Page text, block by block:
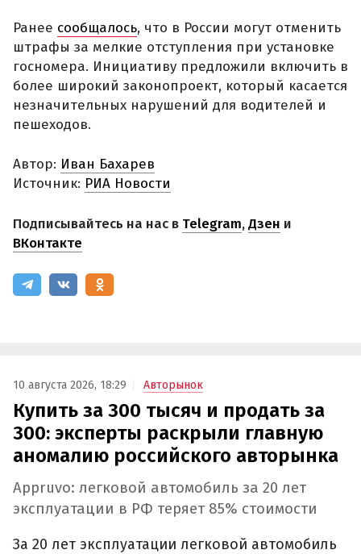
Ранее сообщалось, что в России могут отменить
штрафы за мелкие отступления при установке
госномера. Инициативу предложили включить в
более широкий законопроект, который касается
незначительных нарушений для водителей и
пешеходов.
Автор: Иван Бахарев
Источник: РИА Новости
Подписывайтесь на нас в Telegram,Дзен и
ВКонтакте
10 августа 2026, 18:29 Авторынок
Купить за 300 тысяч и продать за
300: эксперты раскрыли главную
аномалию российского авторынка
Appruvo: легковой автомобиль за 20 лет
эксплуатации в РФ теряет 85% стоимости
За 20 лет эксплуатации легковой автомобиль